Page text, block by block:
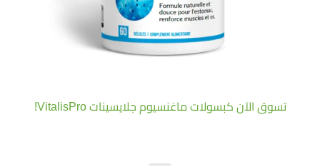
تسوق الآن كبسولات ماغنسيوم جلايسينات VitalisPro!